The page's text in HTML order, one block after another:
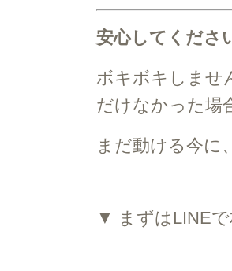
安心してくださ
ボキボキしませ
だけなかった場
まだ動ける今に
▼ まずはLINEで